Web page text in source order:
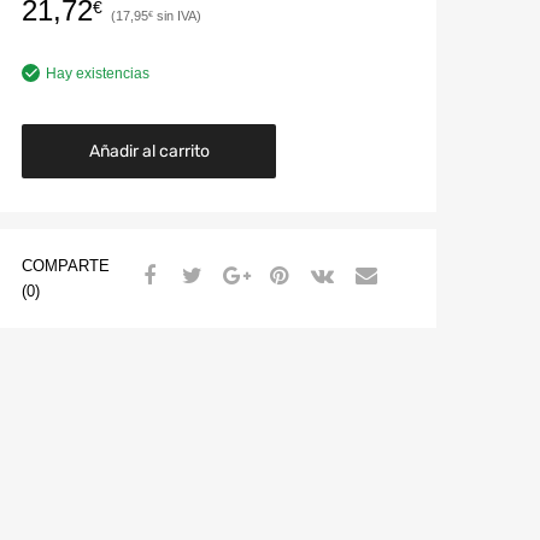
21,72€ 17,95€
Hay existencias
Añadir al carrito
COMPARTE
(0)